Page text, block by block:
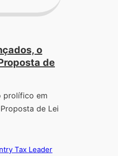
o
de
prolífico em
de Lei
Tax Leader